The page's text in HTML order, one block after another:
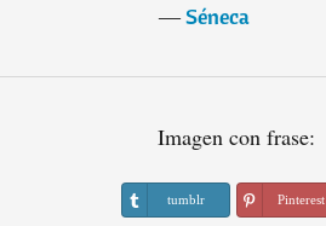
―Séneca
Imagen con frase:
tumblr Pinterest